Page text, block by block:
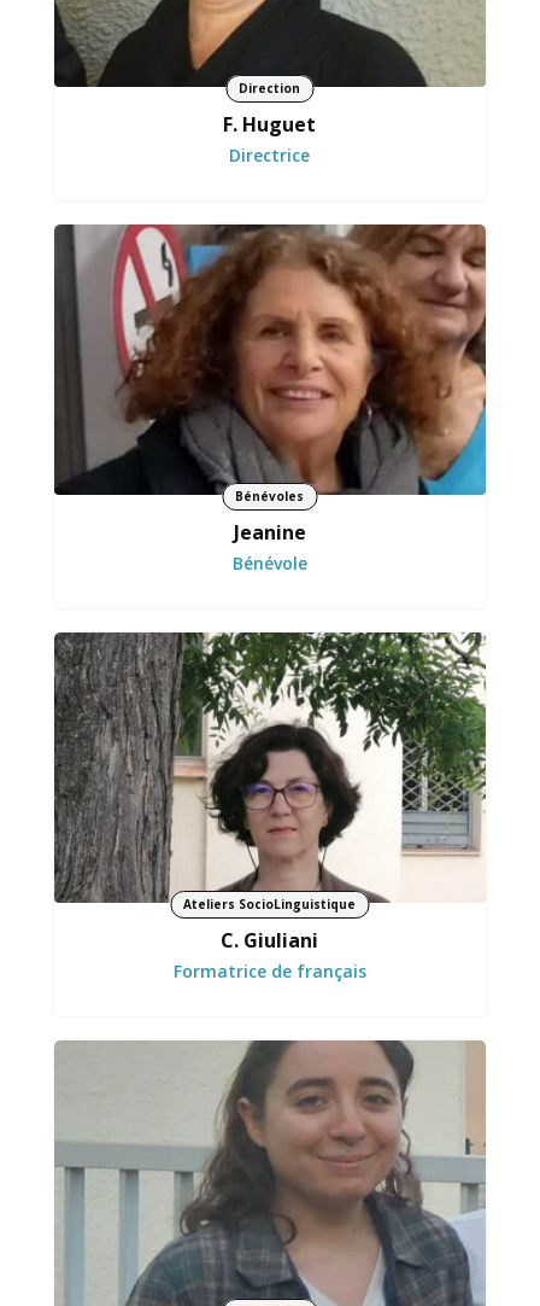
Direction
F. Huguet
Directrice
Bénévoles
Jeanine
Bénévole
S’investit avec sérieux dans les missions
confiées.
Ateliers SocioLinguistique
C. Giuliani
Formatrice de français
Donne les clés pour s’exprimer et progresser
Prend part aux projets avec motivation et
constance.